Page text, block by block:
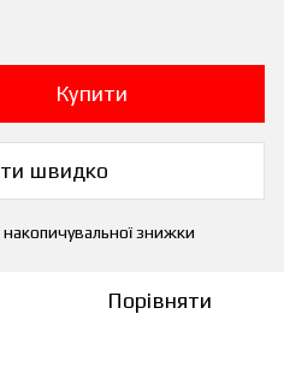
Купити
швидко
знижки
Порівняти